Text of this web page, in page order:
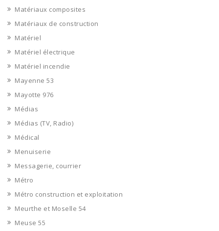
Matériaux composites
Matériaux de construction
Matériel
Matériel électrique
Matériel incendie
Mayenne 53
Mayotte 976
Médias
Médias (TV, Radio)
Médical
Menuiserie
Messagerie, courrier
Métro
Métro construction et exploitation
Meurthe et Moselle 54
Meuse 55